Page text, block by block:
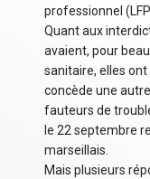
professionnel
Quant aux
avaient, pour
sanitaire, elles
concède une
fauteurs de
le 22 septembre
marseillais.
Mais plusieurs